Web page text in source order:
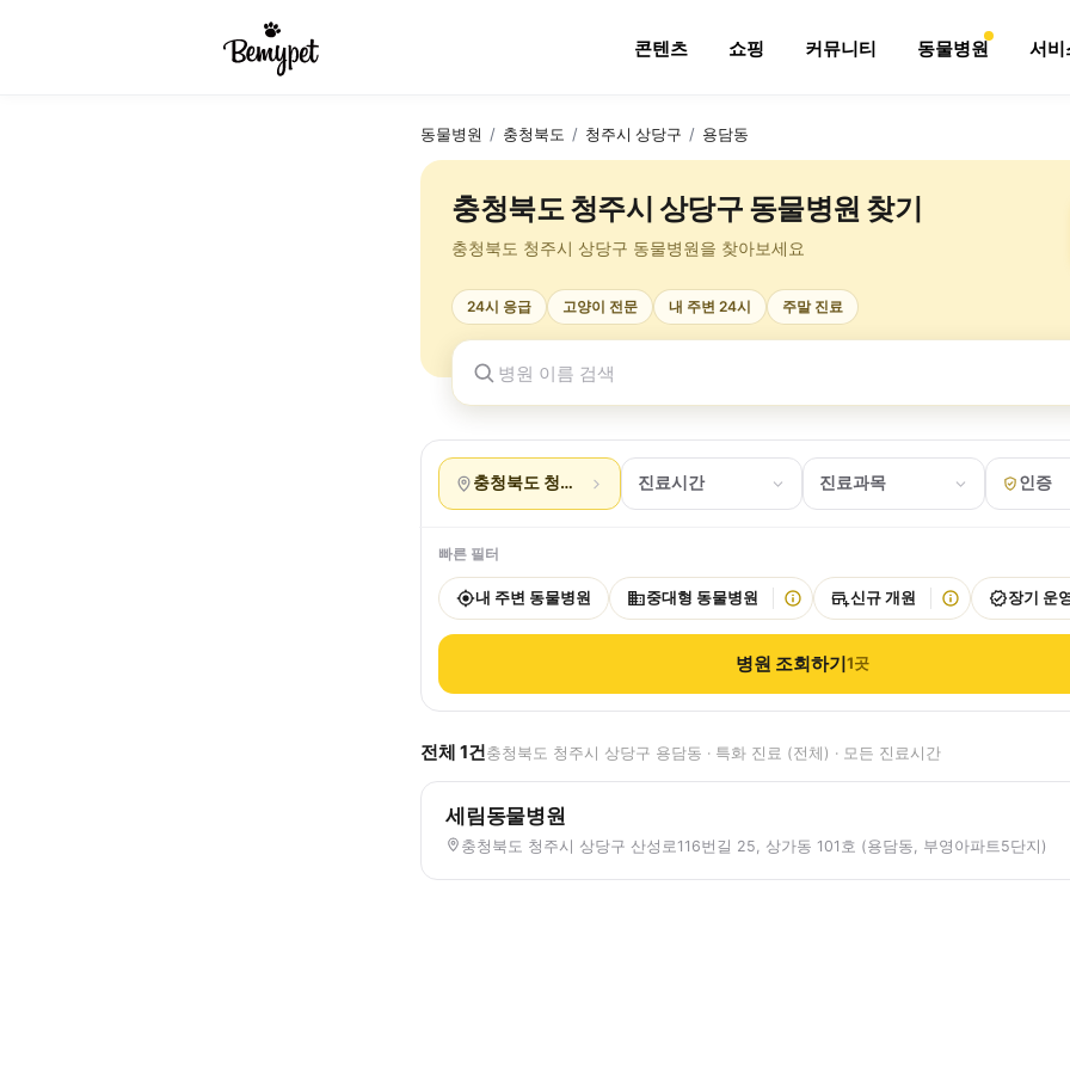
콘텐츠 쇼핑 커뮤니티 동물병원 서비
동물병원 / 충청북도 / 청주시 상당구 / 용담동
충청북도 청주시 상당구 동물병원 찾기
충청북도 청주시 상당구 동물병원을 찾아보세요
24시 응급 고양이 전문 내 주변 24시 주말 진료
충청북도 청주시 상당구 용담동
진료시간 진료과목 인증
빠른 필터
내 주변 동물병원 중대형 동물병원 신규 개원 장기 운
병원 조회하기1곳
전체 1건충청북도 청주시 상당구 용담동 · 특화 진료 (전체) · 모든 진료시간
세림동물병원
충청북도 청주시 상당구 산성로116번길 25, 상가동 101호 (용담동, 부영아파트5단지)